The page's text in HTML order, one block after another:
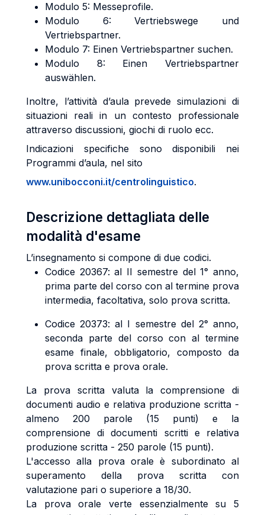
Modulo 5: Messeprofile.
Modulo 6: Vertriebswege und
Vertriebspartner.
Modulo 7: Einen Vertriebspartner suchen.
Modulo 8: Einen Vertriebspartner
auswählen.
Inoltre, l’attività d’aula prevede simulazioni di
situazioni reali in un contesto professionale
attraverso discussioni, giochi di ruolo ecc.
Indicazioni specifiche sono disponibili nei
Programmi d’aula, nel sito
www.unibocconi.it/centrolinguistico.
Descrizione dettagliata delle
modalità d'esame
L’insegnamento si compone di due codici.
Codice 20367: al II semestre del 1° anno,
prima parte del corso con al termine prova
intermedia, facoltativa, solo prova scritta.
Codice 20373: al I semestre del 2° anno,
seconda parte del corso con al termine
esame finale, obbligatorio, composto da
prova scritta e prova orale.
La prova scritta valuta la comprensione di
documenti audio e relativa produzione scritta -
almeno 200 parole (15 punti) e la
comprensione di documenti scritti e relativa
produzione scritta - 250 parole (15 punti).
L'accesso alla prova orale è subordinato al
superamento della prova scritta con
valutazione pari o superiore a 18/30.
La prova orale verte essenzialmente su 5